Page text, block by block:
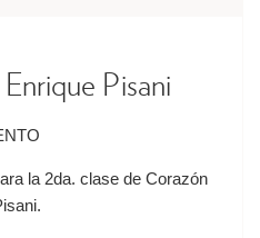
Pisani
la 2da. clase de Corazón